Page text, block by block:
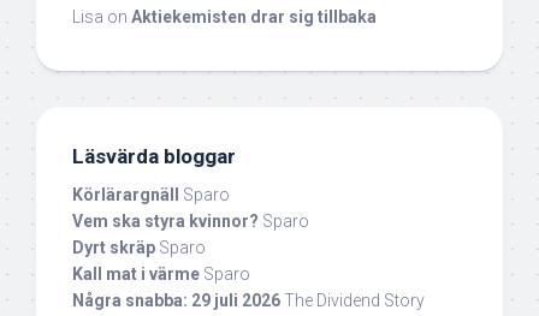
Lisa on Aktiekemisten drar sig tillbaka
Läsvärda bloggar
Körlärargnäll
Sparo
Vem ska styra kvinnor? Sparo
Dyrt skräp Sparo
Kall mat i värme Sparo
Några snabba: 29 juli 2026The Dividend Story